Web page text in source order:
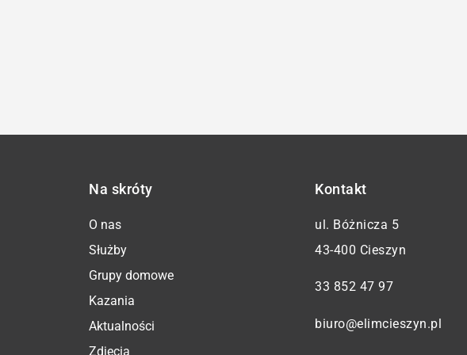
Na skróty
O nas
Służby
Grupy domowe
Kazania
Aktualności
Zdjęcia
Kontakt
ul. Bóżnicza 5
43-400 Cieszyn
33 852 47 97
biuro@elimcieszyn.pl